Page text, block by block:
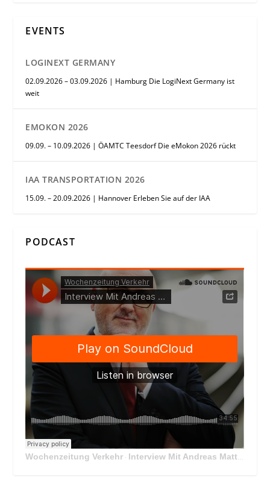
EVENTS
LOGINEXT GERMANY
02.09.2026 – 03.09.2026 | Hamburg Die LogiNext Germany ist
weit
EMOKON 2026
09.09. – 10.09.2026 | ÖAMTC Teesdorf Die eMokon 2026 rückt
IAA TRANSPORTATION 2026
15.09. – 20.09.2026 | Hannover Erleben Sie auf der IAA
PODCAST
Wochenzeitung Verkehr · Interview Mit Andreas Matthä, CEO der ÖBB Holding